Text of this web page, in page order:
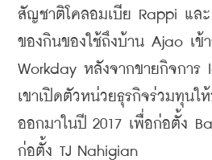
สัญชาติโคลอมเบีย Rappi แล
ของกินของใช้ถึงบ้าน Ajao เข้
Workday หลังจากขายกิจการ
เขาเปิดตัวหน่วยธุรกิจร่วมทุนใ
ออกมาในปี 2017 เพื่อก่อตั้ง
ก่อตั้ง TJ Nahigian